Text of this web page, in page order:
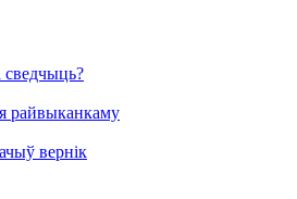
сведчыць?
райвыканкаму
вернік